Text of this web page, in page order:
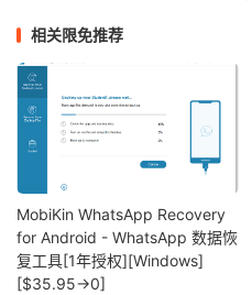
相关限免推荐
MobiKin WhatsApp Recovery
for Android - WhatsApp 数据恢
复工具[1年授权][Windows]
[$35.95→0]